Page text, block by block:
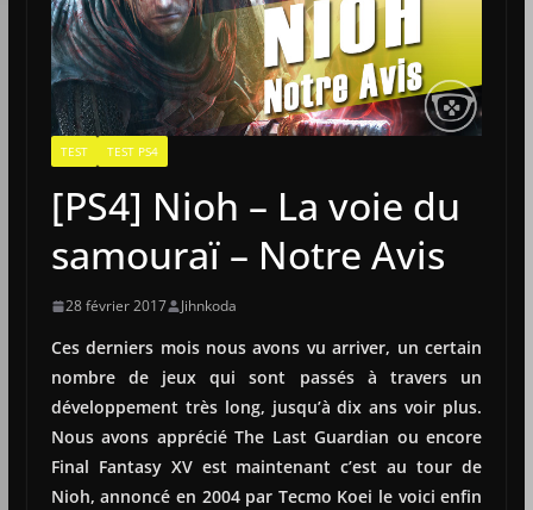
TEST TEST PS4
[PS4] Nioh – La voie du
samouraï – Notre Avis
28 février 2017 Jihnkoda
Ces derniers mois nous avons vu arriver, un certain
nombre de jeux qui sont passés à travers un
développement très long, jusqu’à dix ans voir plus.
Nous avons apprécié The Last Guardian ou encore
Final Fantasy XV est maintenant c’est au tour de
Nioh, annoncé en 2004 par Tecmo Koei le voici enfin